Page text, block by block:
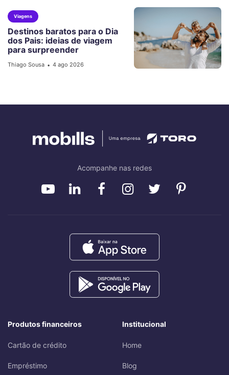
Viagens
Destinos baratos para o Dia
dos Pais: ideias de viagem
para surpreender
Thiago Sousa • 4 ago 2026
Acompanhe nas redes
Produtos financeiros
Cartão de crédito
Empréstimo
Institucional
Home
Blog